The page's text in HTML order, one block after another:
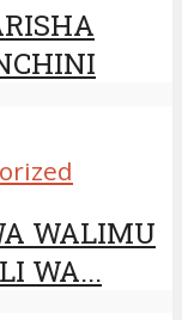
WALIMU
WA...